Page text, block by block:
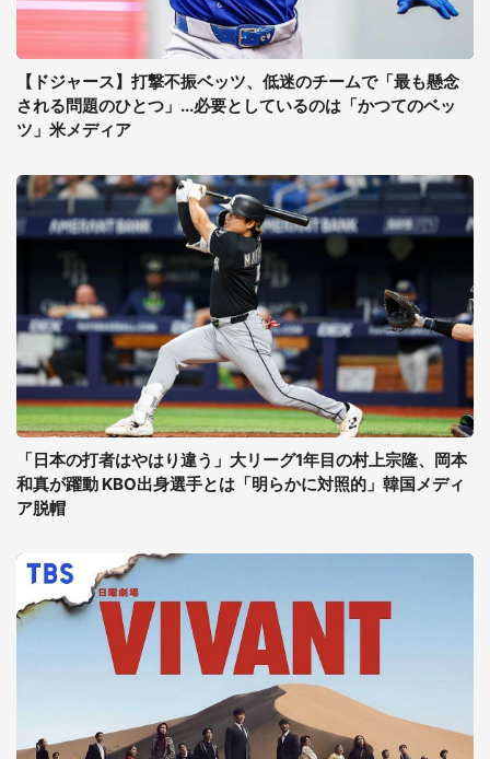
【ドジャース】打撃不振ベッツ、低迷のチームで「最も懸念
される問題のひとつ」...必要としているのは「かつてのベッ
ツ」米メディア
「日本の打者はやはり違う」大リーグ1年目の村上宗隆、岡本
和真が躍動 KBO出身選手とは「明らかに対照的」韓国メディ
ア脱帽